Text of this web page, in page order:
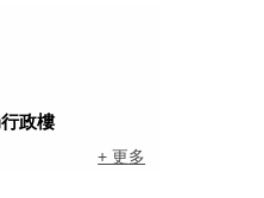
政樓
+ 更多